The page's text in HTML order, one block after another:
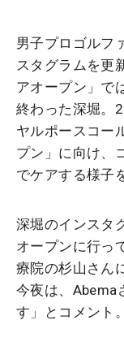
男子プロゴルフ
スタグラムを更
アオープン」で
終わった深堀。
ヤルポースコー
プン」に向け、
でケアする様子
深堀のインスタ
オープンに行っ
療院の杉山さん
今夜は、Abema
す」とコメント。